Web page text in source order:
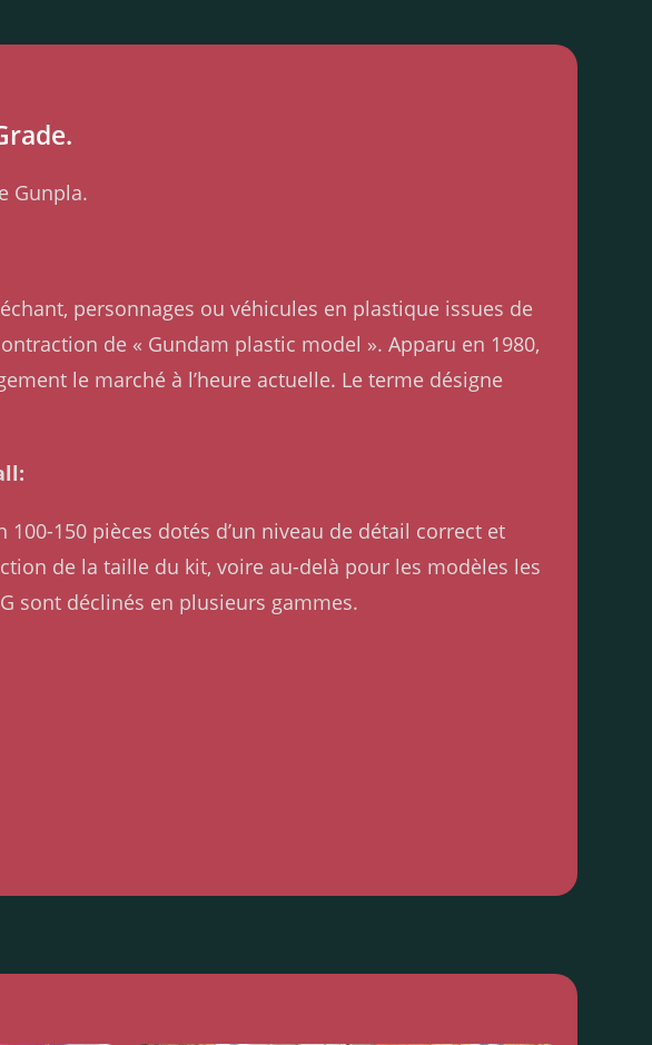
Gunpla.
personnages ou véhicules en plastique issues de
de « Gundam plastic model ». Apparu en 1980,
le marché à l’heure actuelle. Le terme désigne
150 pièces dotés d’un niveau de détail correct et
de la taille du kit, voire au-delà pour les modèles les
sont déclinés en plusieurs gammes.